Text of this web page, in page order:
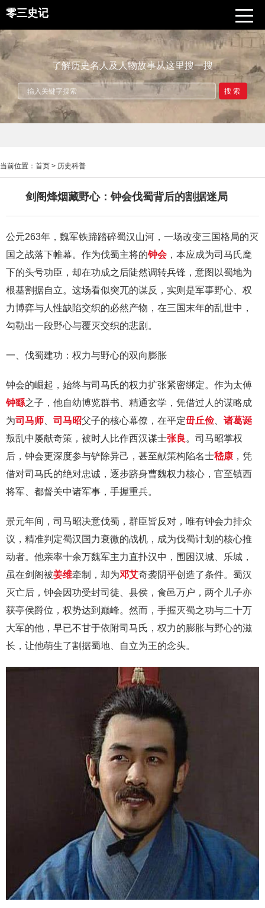
零三史记
了解历史名人及人物故事从这里搜一搜
搜索
当前位置： 首页 > 历史科普
剑阁烽烟藏野心：钟会伐蜀背后的割据迷局
公元263年，魏军铁蹄踏碎蜀汉山河，一场改变三国格局的灭
国之战落下帷幕。作为伐蜀主将的钟会，本应成为司马氏麾
下的头号功臣，却在功成之后陡然调转兵锋，意图以蜀地为
根基割据自立。这场看似突兀的谋反，实则是军事野心、权
力博弈与人性缺陷交织的必然产物，在三国末年的乱世中，
勾勒出一段野心与覆灭交织的悲剧。
一、伐蜀建功：权力与野心的双向膨胀
钟会的崛起，始终与司马氏的权力扩张紧密绑定。作为太傅
钟繇之子，他自幼博览群书、精通玄学，凭借过人的谋略成
为司马师 司马昭父子的核心幕僚，在平定毌丘俭、 诸葛诞
叛乱中屡献奇策，被时人比作西汉谋士张良 。司马昭掌权
后，钟会更深度参与铲除异己，甚至献策构陷名士嵇康 ，凭
借对司马氏的绝对忠诚，逐步跻身曹魏权力核心，官至镇西
将军、都督关中诸军事，手握重兵。
景元年间，司马昭决意伐蜀，群臣皆反对，唯有钟会力排众
议，精准判定蜀汉国力衰微的战机，成为伐蜀计划的核心推
动者。他亲率十余万魏军主力直扑汉中，围困汉城、乐城，
虽在剑阁被姜维牵制，却为邓艾奇袭阴平创造了条件。蜀汉
灭亡后，钟会因功受封司徒、县侯，食邑万户，两个儿子亦
获亭侯爵位，权势达到巅峰。然而，手握灭蜀之功与二十万
大军的他，早已不甘于依附司马氏，权力的膨胀与野心的滋
长，让他萌生了割据蜀地、自立为王的念头。